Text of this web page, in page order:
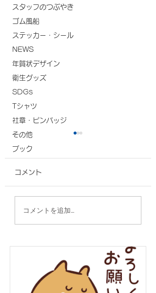
スタッフのつぶやき
ゴム風船
ステッカー・シール
NEWS
年賀状デザイン
衛生グッズ
SDGs
Tシャツ
社章・ピンバッジ
その他
ブック
椅子カバー/エナジック
スポーツ高等学院 様
コメント
コメントを追加…